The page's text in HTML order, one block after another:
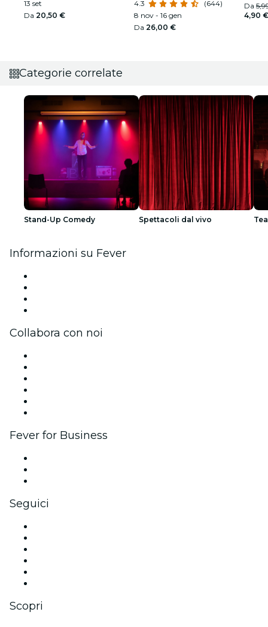
Armstrong
13 set
Da 20,50 €
spettacolo scintillante
4.3
(644)
8 nov - 16 gen
Da 26,00 €
Da
4,90 €
Categorie correlate
Stand-Up Comedy Spettacoli dal vivo
Informazioni su Fever
Collabora con noi
Fever for Business
Seguici
Scopri